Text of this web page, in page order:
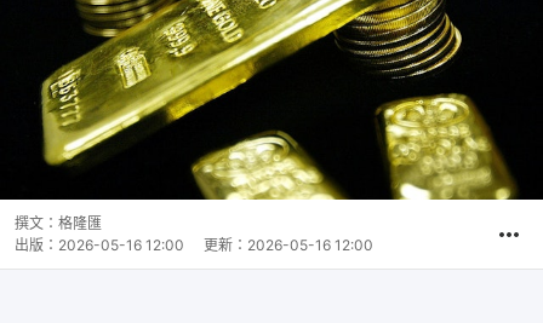
撰文： 格隆匯
出版： 2026-05-16 12:00 更新： 2026-05-16 12:00